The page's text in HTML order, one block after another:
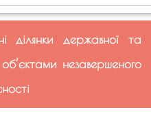
ділянки державної та
незавершеного